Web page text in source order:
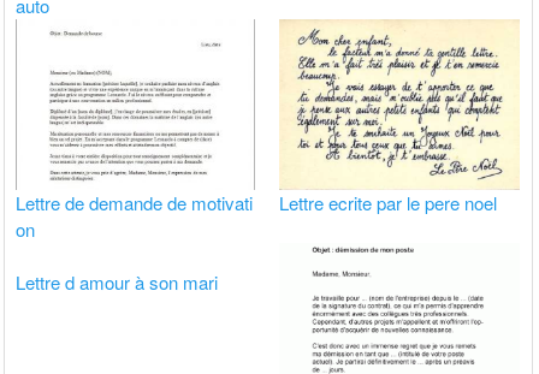
auto
Lettre de demande de motivati
on
Lettre ecrite par le pere noel
Lettre d amour à son mari